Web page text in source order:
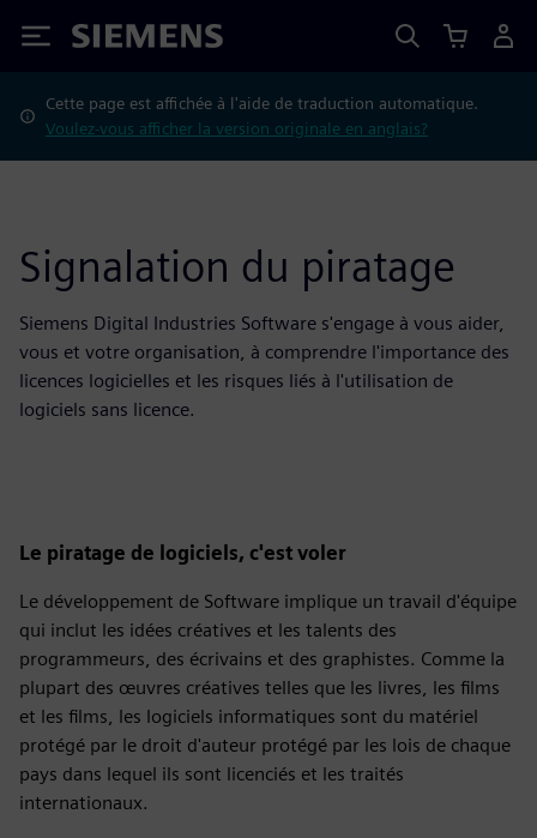
Siemens
Cette page est affichée à l'aide de traduction automatique.
Voulez-vous afficher la version originale en anglais?
Signalation du piratage
Siemens Digital Industries Software s'engage à vous aider,
vous et votre organisation, à comprendre l'importance des
licences logicielles et les risques liés à l'utilisation de
logiciels sans licence.
Le piratage de logiciels, c'est voler
Le développement de Software implique un travail d'équipe
qui inclut les idées créatives et les talents des
programmeurs, des écrivains et des graphistes. Comme la
plupart des œuvres créatives telles que les livres, les films
et les films, les logiciels informatiques sont du matériel
protégé par le droit d'auteur protégé par les lois de chaque
pays dans lequel ils sont licenciés et les traités
internationaux.